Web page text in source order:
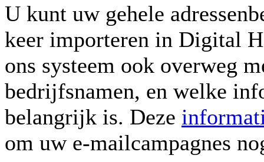
U kunt uw gehele
keer importeren in Digital
ons systeem ook overweg
bedrijfsnamen, en welke
belangrijk is. Deze
om uw e-mailcampagnes